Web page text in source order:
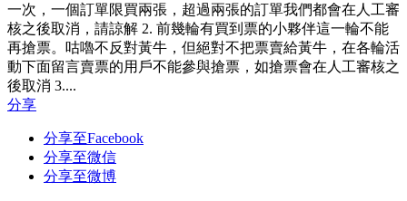
一次，一個訂單限買兩張，超過兩張的訂單我們都會在人工審
核之後取消，請諒解 2. 前幾輪有買到票的小夥伴這一輪不能
再搶票。咕嚕不反對黃牛，但絕對不把票賣給黃牛，在各輪活
動下面留言賣票的用戶不能參與搶票，如搶票會在人工審核之
後取消 3....
分享
分享至Facebook
分享至微信
分享至微博